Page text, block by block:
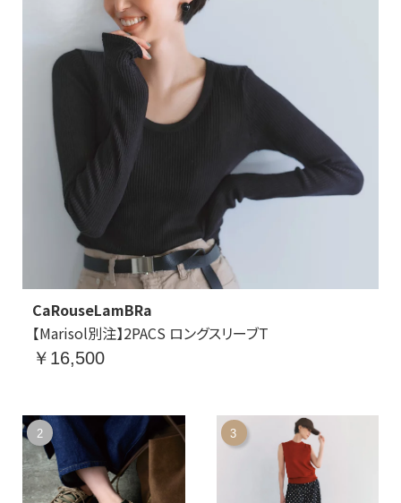
CaRouseLamBRa
【Marisol別注】2PACS ロングスリーブT
￥16,500